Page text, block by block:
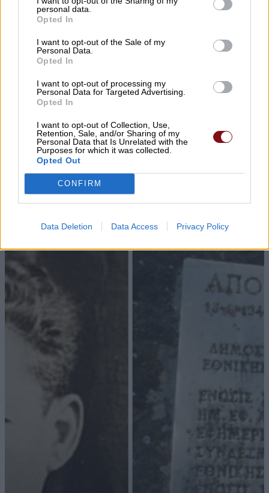
personal data.
Opted In
I want to opt-out of the Sale of my
Personal Data.
Opted In
I want to opt-out of processing my
Personal Data for Targeted Advertising.
Opted In
I want to opt-out of Collection, Use,
Retention, Sale, and/or Sharing of my
Personal Data that Is Unrelated with the
Purposes for which it was collected.
Opted Out
CONFIRM
Data Deletion Data Access Privacy Policy
▌ΤΕΛΕΥΤΑΙΑ ΝΕΑ